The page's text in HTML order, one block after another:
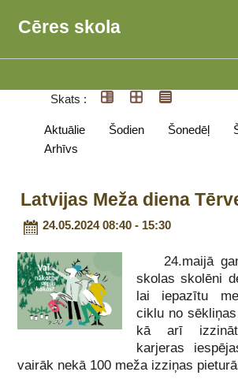
Cēres skola
Skats :
Aktuālie Šodien Šonedēļ
Arhīvs
Latvijas Meža diena
24.05.2024 08:40 - 15:30
24.maijā
skolas skolēni
lai iepazītu
ciklu no
kā arī
karjeras
vairāk nekā 100 meža izziņas